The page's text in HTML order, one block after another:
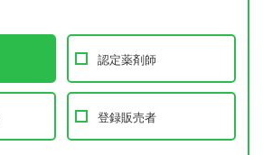
認定薬剤師
登録販売者